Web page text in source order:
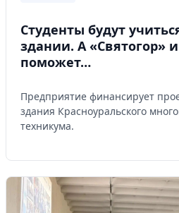
Студенты будут
здании. А «Святогор»
поможет…
Предприятие финансирует
здания Красноуральского
техникума.